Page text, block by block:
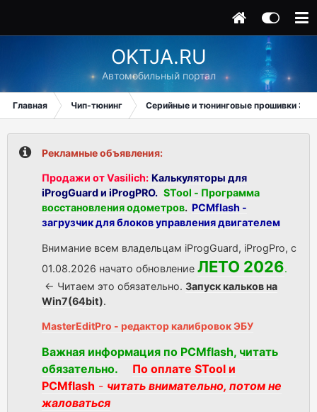
OKTJA.RU
Автомобильный портал
Главная Чип-тюнинг Серийные и тюнинговые прошивки ЭБУ
Рекламные объявления:
Продажи от Vasilich: Калькуляторы для
iProgGuard и iProgPRO. STool - Программа
восстановления одометров. PCMflash -
загрузчик для блоков управления двигателем
Внимание всем владельцам iProgGuard, iProgPro, с
01.08.2026 начато обновление ЛЕТО 2026.
<- Читаем это обязательно. Запуск кальков на
Win7(64bit).
MasterEditPro - редактор калибровок ЭБУ
Важная информация по PCMflash, читать
обязательно.
По оплате STool и
PCMflash - читать внимательно, потом не
жаловаться